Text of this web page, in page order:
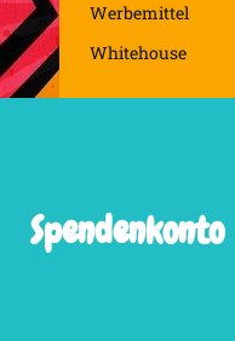
Werbemittel
Whitehouse
Spendenkonto